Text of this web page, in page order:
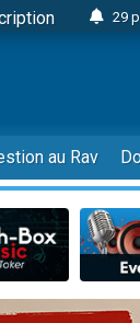
29
2
6
17
4
au Rav